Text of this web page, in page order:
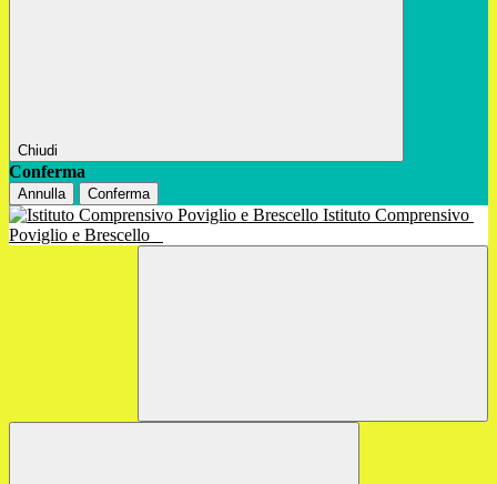
Chiudi
Conferma
Annulla Conferma
Istituto Comprensivo
Poviglio e Brescello